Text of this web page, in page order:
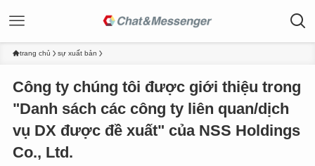
trang chủ sự xuất bản
Công ty chúng tôi được giới thiệu trong
"Danh sách các công ty liên quan/dịch
vụ DX được đề xuất" của NSS Holdings
Co., Ltd.